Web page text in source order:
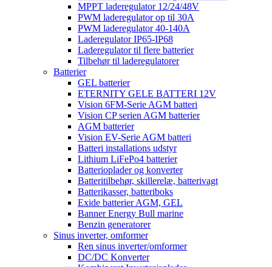
MPPT laderegulator 12/24/48V
PWM laderegulator op til 30A
PWM laderegulator 40-140A
Laderegulator IP65-IP68
Laderegulator til flere batterier
Tilbehør til laderegulatorer
Batterier
GEL batterier
ETERNITY GELE BATTERI 12V
Vision 6FM-Serie AGM batteri
Vision CP serien AGM batterier
AGM batterier
Vision EV-Serie AGM batteri
Batteri installations udstyr
Lithium LiFePo4 batterier
Batterioplader og konverter
Batteritilbehør, skillerelæ, batterivagt
Batterikasser, batteriboks
Exide batterier AGM, GEL
Banner Energy Bull marine
Benzin generatorer
Sinus inverter, omformer
Ren sinus inverter/omformer
DC/DC Konverter